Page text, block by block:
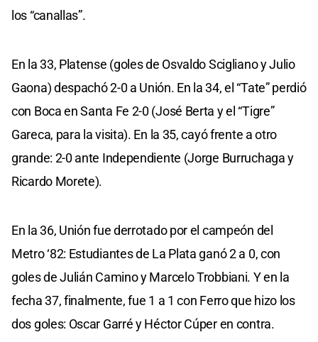
los “canallas”.
En la 33, Platense (goles de Osvaldo Scigliano y Julio
Gaona) despachó 2-0 a Unión. En la 34, el “Tate” perdió
con Boca en Santa Fe 2-0 (José Berta y el “Tigre”
Gareca, para la visita). En la 35, cayó frente a otro
grande: 2-0 ante Independiente (Jorge Burruchaga y
Ricardo Morete).
En la 36, Unión fue derrotado por el campeón del
Metro ‘82: Estudiantes de La Plata ganó 2 a 0, con
goles de Julián Camino y Marcelo Trobbiani. Y en la
fecha 37, finalmente, fue 1 a 1 con Ferro que hizo los
dos goles: Oscar Garré y Héctor Cúper en contra.